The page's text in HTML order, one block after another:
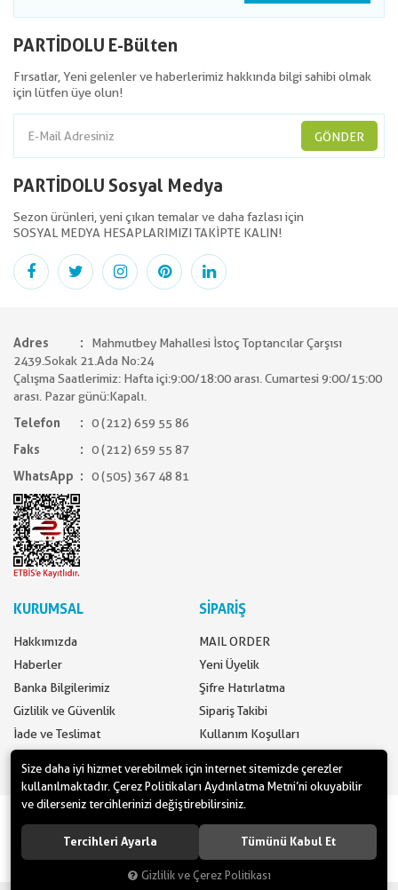
PARTİDOLU E-Bülten
Fırsatlar, Yeni gelenler ve haberlerimiz hakkında bilgi sahibi olmak
için lütfen üye olun!
GÖNDER
PARTİDOLU Sosyal Medya
Sezon ürünleri, yeni çıkan temalar ve daha fazlası için
SOSYAL MEDYA HESAPLARIMIZI TAKİPTE KALIN!
Adres
Mahmutbey Mahallesi İstoç Toptancılar Çarşısı
2439.Sokak 21.Ada No:24
Çalışma Saatlerimiz: Hafta içi:9:00/18:00 arası. Cumartesi 9:00/15:00
arası. Pazar günü:Kapalı.
Telefon
0 (212) 659 55 86
Faks
0 (212) 659 55 87
WhatsApp
0 (505) 367 48 81
KURUMSAL
Hakkımızda
Haberler
Banka Bilgilerimiz
Gizlilik ve Güvenlik
İade ve Teslimat
SİPARİŞ
MAIL ORDER
Yeni Üyelik
Şifre Hatırlatma
Sipariş Takibi
Kullanım Koşulları
www.yilbasimalzemeleri.com - www.partidolu.com bir Pandoli Parti
Kuruluşudur. © 2018 Pandoli Parti Malzemeleri Tüm hakları saklıdır.
Size daha iyi hizmet verebilmek için internet sitemizde çerezler
kullanılmaktadır. Çerez Politikaları Aydınlatma Metni’ni okuyabilir
ve dilerseniz tercihlerinizi değiştirebilirsiniz.
Tercihleri Ayarla Tümünü Kabul Et
Gizlilik ve Çerez Politikası